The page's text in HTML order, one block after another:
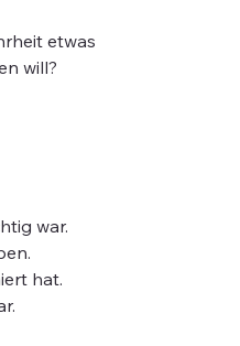
etwas
will?
war.
hat.